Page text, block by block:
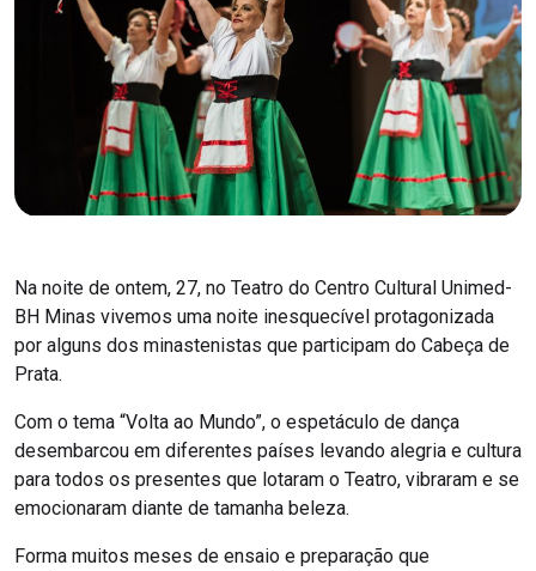
Na noite de ontem, 27, no Teatro do Centro Cultural Unimed-
BH Minas vivemos uma noite inesquecível protagonizada
por alguns dos minastenistas que participam do Cabeça de
Prata.
Com o tema “Volta ao Mundo”, o espetáculo de dança
desembarcou em diferentes países levando alegria e cultura
para todos os presentes que lotaram o Teatro, vibraram e se
emocionaram diante de tamanha beleza.
Forma muitos meses de ensaio e preparação que